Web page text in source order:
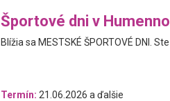
Športové dni v
Blížia sa MESTSKÉ ŠPORTOVÉ DNI.
Termín: 21.06.2026 a ďalšie